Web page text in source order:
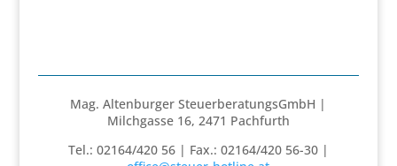
Mag. Altenburger SteuerberatungsGmbH |
Milchgasse 16, 2471 Pachfurth
Tel.: 02164/420 56 | Fax.: 02164/420 56-30 |